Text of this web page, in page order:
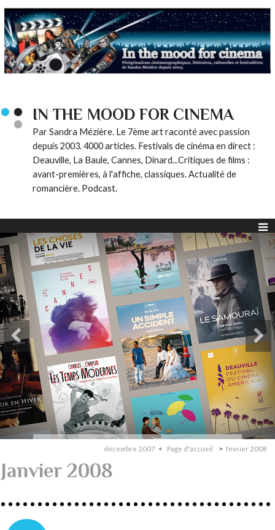
IN THE MOOD FOR CINEMA
Par Sandra Mézière. Le 7ème art raconté avec passion
depuis 2003. 4000 articles. Festivals de cinéma en direct :
Deauville, La Baule, Cannes, Dinard...Critiques de films :
avant-premières, à l'affiche, classiques. Actualité de
romancière. Podcast.
décembre 2007 Page d'accueil février 2008
Janvier 2008